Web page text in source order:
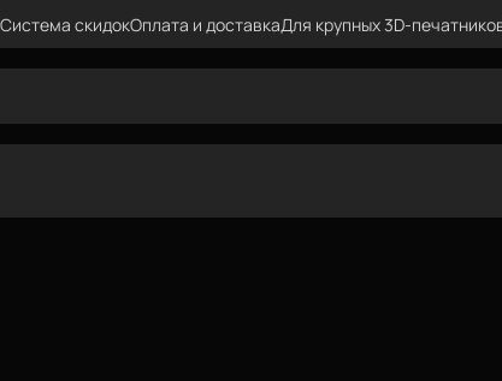
Система скидокОплата и доставкаДля крупных 3D-